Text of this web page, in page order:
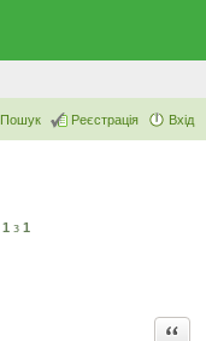
Вхід
Реєстрація
Пошук
1 з 1